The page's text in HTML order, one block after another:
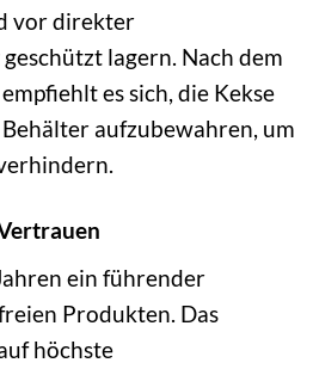
vor direkter
lagern. Nach dem
es sich, die Kekse
aufzubewahren, um
ein führender
Produkten. Das
höchste